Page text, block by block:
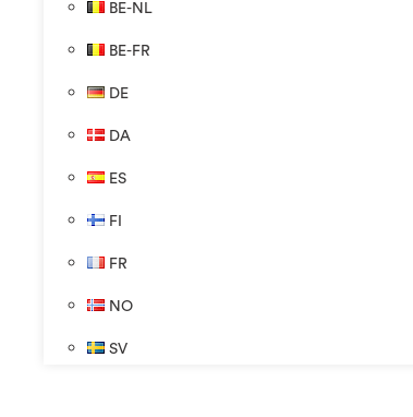
BE-NL
BE-FR
DE
DA
ES
FI
FR
NO
SV